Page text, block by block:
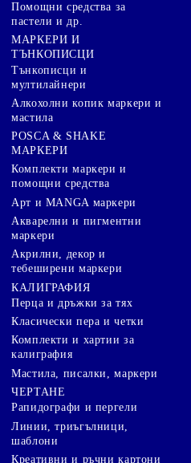
Помощни средства за
пастели и др.
МАРКЕРИ И
ТЪНКОПИСЦИ
Тънкописци и
мултилайнери
Алкохолни копик маркери и
мастила
POSCA & SHAKE
МАРКЕРИ
Комплекти маркери и
помощни средства
Арт и MANGA маркери
Акварелни и пигментни
маркери
Акрилни, декор и
тебеширени маркери
КАЛИГРАФИЯ
Перца и дръжки за тях
Класически пера и четки
Комплекти и хартии за
калиграфия
Мастила, писалки, маркери
ЧЕРТАНЕ
Рапидографи и пергели
Линии, триъгълници,
шаблони
Креативни и ръчни картони